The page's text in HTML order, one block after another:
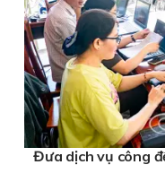
Đưa dịch vụ công